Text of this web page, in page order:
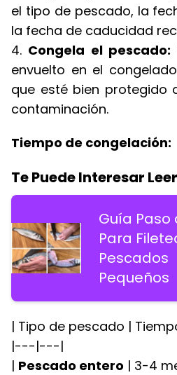
el tipo de pescado, la
la fecha de caducidad
4. Congela el pescado:
envuelto en el
que esté bien protegido
contaminación.
Tiempo de congelación:
Te Puede Interesar
Guía Paso
Para
Pescados
Pequeños
| Tipo de pescado |
|---|---|
| Pescado entero | 3-4